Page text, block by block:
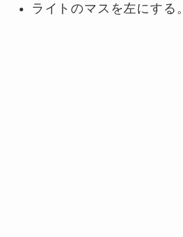
ライトのマスを左にする。